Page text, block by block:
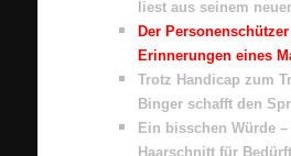
liest aus seinem
Der
Erinnerungen eines
Trotz Handicap zum
Binger schafft den
Ein bisschen Würde
Haarschnitt für